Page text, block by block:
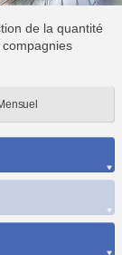
de la quantité